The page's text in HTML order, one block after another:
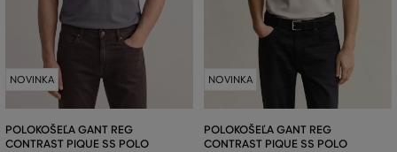
NOVINKA
POLOKOŠEĽA GANT REG
CONTRAST PIQUE SS POLO
NOVINKA
POLOKOŠEĽA GANT REG
CONTRAST PIQUE SS POLO